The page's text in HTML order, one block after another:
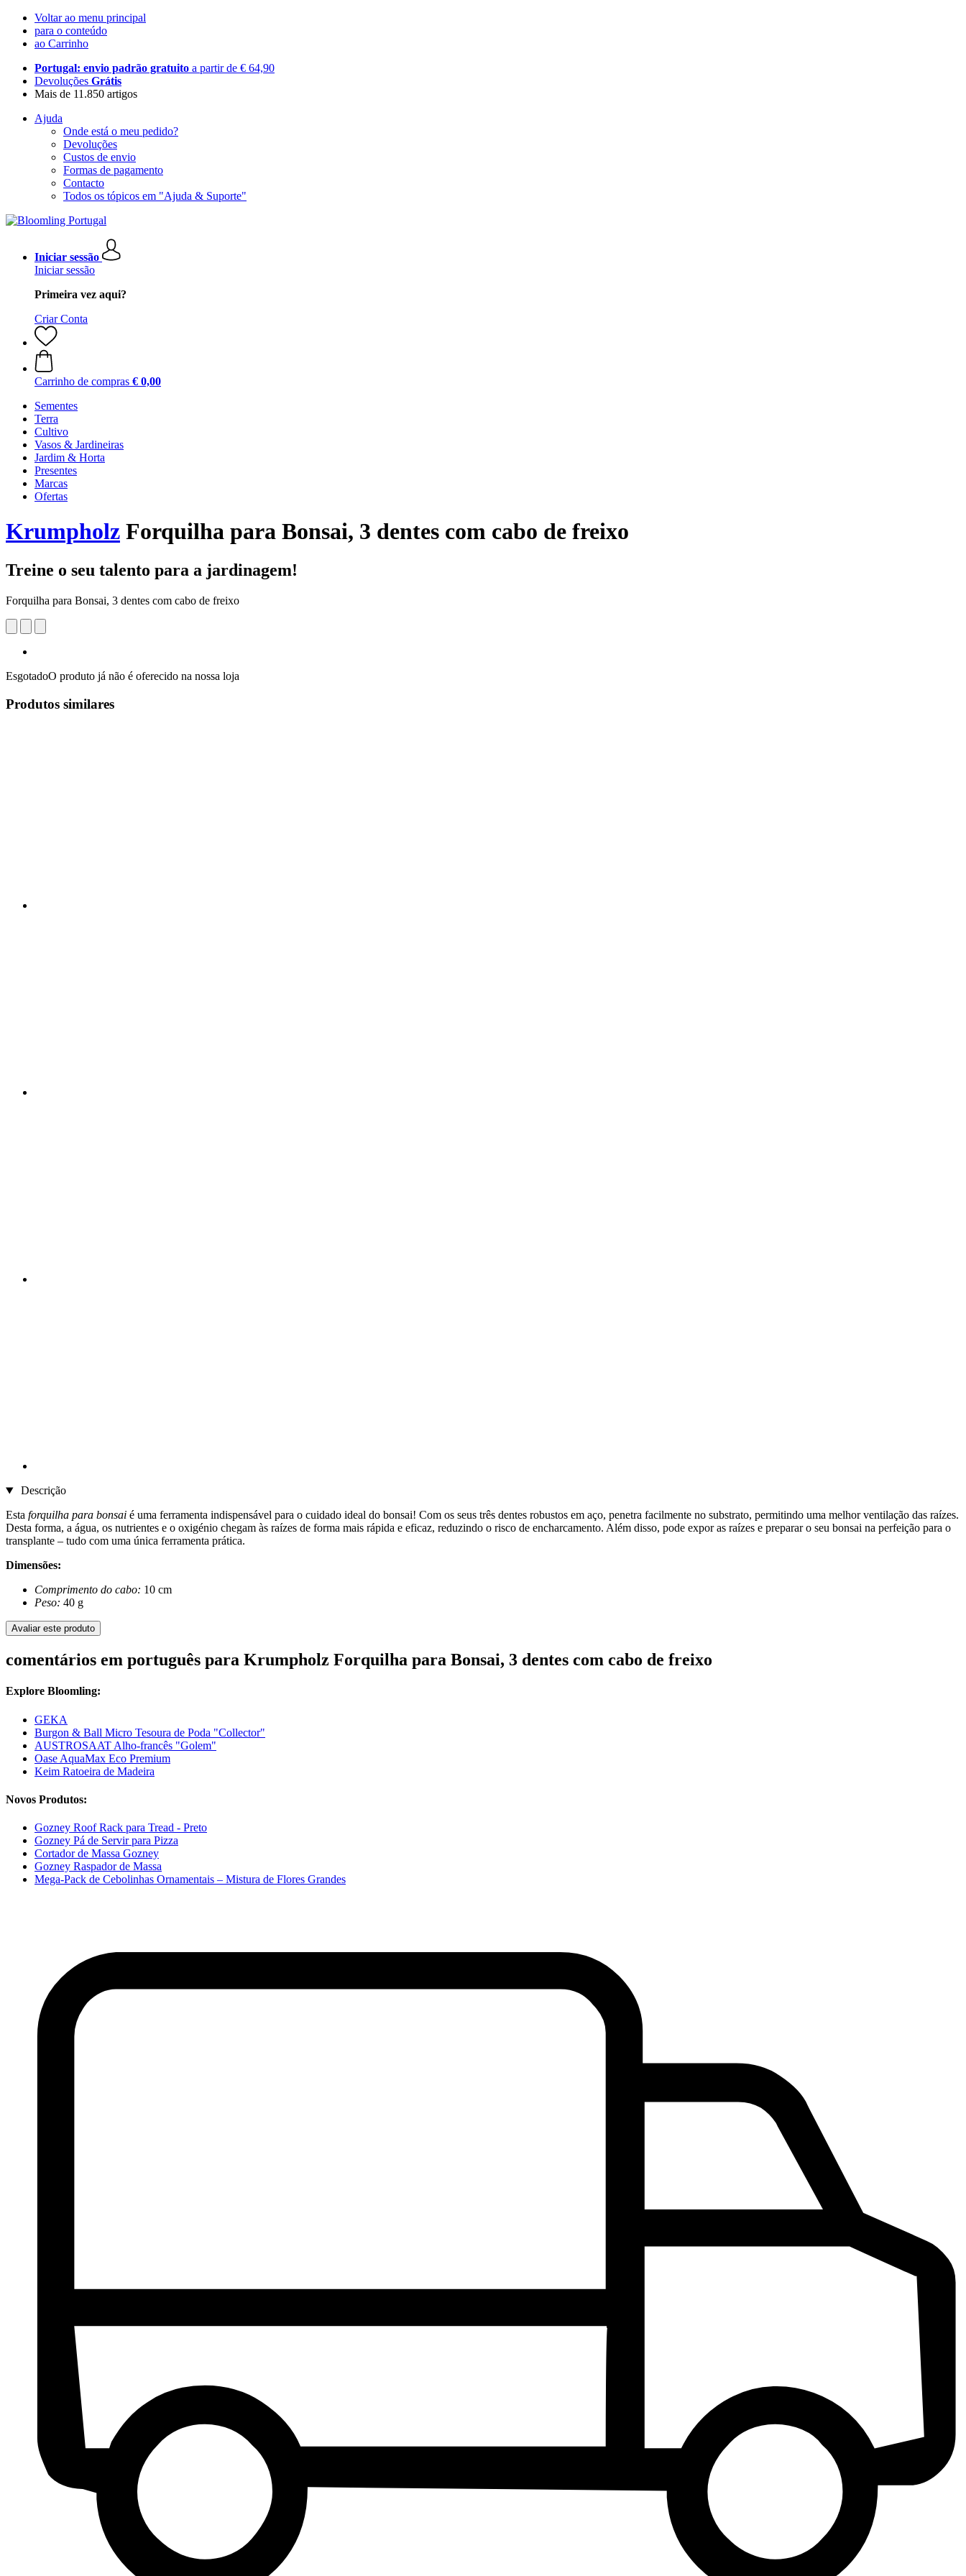
Voltar ao menu principal
para o conteúdo
ao Carrinho
Portugal: envio padrão gratuito a partir de € 64,90
Devoluções Grátis
Mais de 11.850 artigos
Ajuda
Onde está o meu pedido?
Devoluções
Custos de envio
Formas de pagamento
Contacto
Todos os tópicos em "Ajuda & Suporte"
Iniciar sessão
Iniciar sessão
Primeira vez aqui?
Criar Conta
Carrinho de compras € 0,00
Sementes
Terra
Cultivo
Vasos & Jardineiras
Jardim & Horta
Presentes
Marcas
Ofertas
Krumpholz Forquilha para Bonsai, 3 dentes com cabo de freixo
Treine o seu talento para a jardinagem!
Forquilha para Bonsai, 3 dentes com cabo de freixo
EsgotadoO produto já não é oferecido na nossa loja
Produtos similares
Descrição
Esta forquilha para bonsai é uma ferramenta indispensável para o cuidado ideal do bonsai! Com os seus três dentes robustos em aço, penetra facilmente no substrato, permitindo uma melhor ventilação das raízes.
Desta forma, a água, os nutrientes e o oxigénio chegam às raízes de forma mais rápida e eficaz, reduzindo o risco de encharcamento. Além disso, pode expor as raízes e preparar o seu bonsai na perfeição para o
transplante – tudo com uma única ferramenta prática.
Dimensões:
Comprimento do cabo: 10 cm
Peso: 40 g
Avaliar este produto
comentários em português para Krumpholz Forquilha para Bonsai, 3 dentes com cabo de freixo
Explore Bloomling:
GEKA
Burgon & Ball Micro Tesoura de Poda "Collector"
AUSTROSAAT Alho-francês "Golem"
Oase AquaMax Eco Premium
Keim Ratoeira de Madeira
Novos Produtos:
Gozney Roof Rack para Tread - Preto
Gozney Pá de Servir para Pizza
Cortador de Massa Gozney
Gozney Raspador de Massa
Mega-Pack de Cebolinhas Ornamentais – Mistura de Flores Grandes